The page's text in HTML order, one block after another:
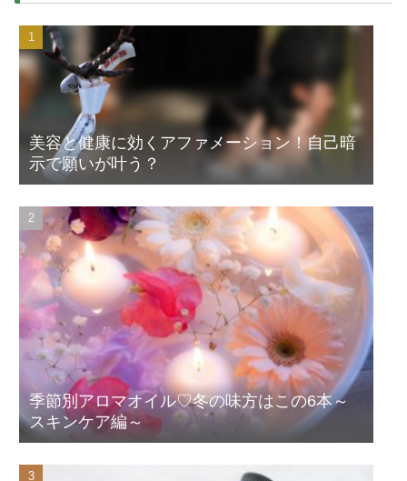
美容と健康に効くアファメーション！自己暗
示で願いが叶う？
季節別アロマオイル♡冬の味方はこの6本～
スキンケア編～